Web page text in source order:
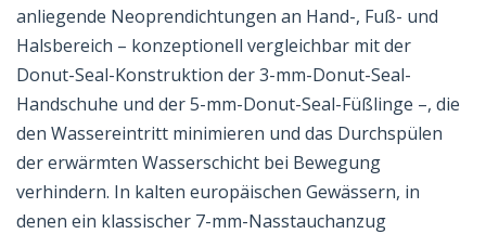
anliegende Neoprendichtungen an Hand-, Fuß- und
Halsbereich – konzeptionell vergleichbar mit der
Donut-Seal-Konstruktion der 3-mm-Donut-Seal-
Handschuhe und der 5-mm-Donut-Seal-Füßlinge –, die
den Wassereintritt minimieren und das Durchspülen
der erwärmten Wasserschicht bei Bewegung
verhindern. In kalten europäischen Gewässern, in
denen ein klassischer 7-mm-Nasstauchanzug